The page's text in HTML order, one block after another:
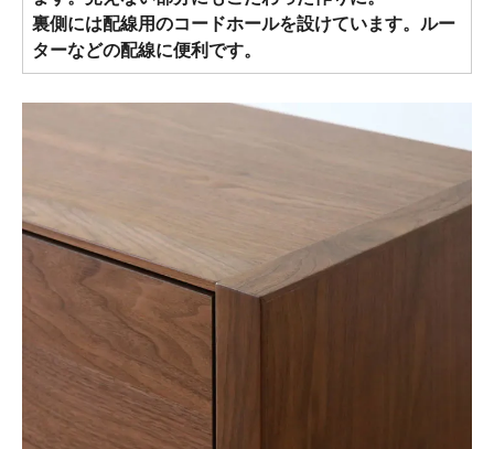
裏側には配線用のコードホールを設けています。ルー
ターなどの配線に便利です。